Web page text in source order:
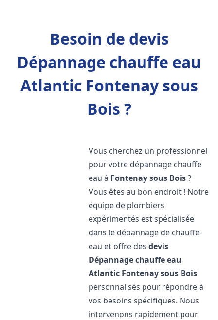
Besoin de devis
Dépannage chauffe eau
Atlantic Fontenay sous
Bois ?
Vous cherchez un professionnel
pour votre dépannage chauffe
eau à Fontenay sous Bois?
Vous êtes au bon endroit ! Notre
équipe de plombiers
expérimentés est spécialisée
dans le dépannage de chauffe-
eau et offre desdevis
Dépannage chauffe eau
Atlantic Fontenay sous Bois
personnalisés pour répondre à
vos besoins spécifiques. Nous
intervenons rapidement pour